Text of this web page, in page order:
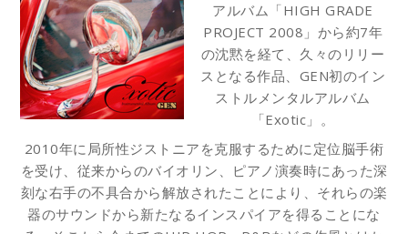
アルバム「HIGH GRADE
PROJECT 2008」から約7年
の沈黙を経て、久々のリリー
スとなる作品、GEN初のイン
ストルメンタルアルバム
「Exotic」。
2010年に局所性ジストニアを克服するために定位脳手術
を受け、従来からのバイオリン、ピアノ演奏時にあった深
刻な右手の不具合から解放されたことにより、それらの楽
器のサウンドから新たなるインスパイアを得ることにな